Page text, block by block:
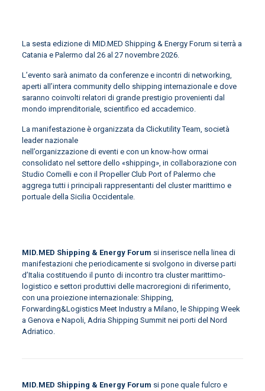
La sesta edizione di MID.MED Shipping & Energy Forum si terrà a
Catania e Palermo dal 26 al 27 novembre 2026.
L’evento sarà animato da conferenze e incontri di networking,
aperti all’intera community dello shipping internazionale e dove
saranno coinvolti relatori di grande prestigio provenienti dal
mondo imprenditoriale, scientifico ed accademico.
La manifestazione è organizzata da Clickutility Team, società
leader nazionale
nell’organizzazione di eventi e con un know-how ormai
consolidato nel settore dello «shipping», in collaborazione con
Studio Comelli e con il Propeller Club Port of Palermo che
aggrega tutti i principali rappresentanti del cluster marittimo e
portuale della Sicilia Occidentale.
MID.MED Shipping & Energy Forum si inserisce nella linea di
manifestazioni che periodicamente si svolgono in diverse parti
d’Italia costituendo il punto di incontro tra cluster marittimo-
logistico e settori produttivi delle macroregioni di riferimento,
con una proiezione internazionale: Shipping,
Forwarding&Logistics Meet Industry a Milano, le Shipping Week
a Genova e Napoli, Adria Shipping Summit nei porti del Nord
Adriatico.
MID.MED Shipping & Energy Forum si pone quale fulcro e